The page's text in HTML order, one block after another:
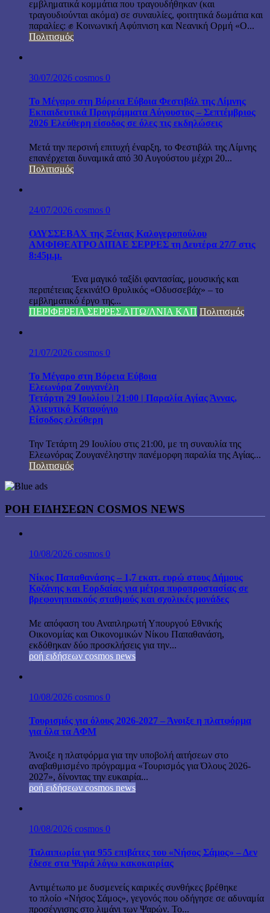
εμβληματικά κομμάτια που τραγουδήθηκαν (και
τραγουδιούνται ακόμα) σε συναυλίες, φοιτητικά δωμάτια και
παραλίες: ✊ Κοινωνική Αφύπνιση και Νεανική Ορμή «Ο...
Πολιτισμός
30/07/2026 cosmos 0
Το Μέγαρο στη Βόρεια Εύβοια Φεστιβάλ της Λίμνης
Εκπαιδευτικά Προγράμματα Αύγουστος – Σεπτέμβριος
2026 Ελεύθερη είσοδος σε όλες τις εκδηλώσεις
Μετά την περσινή επιτυχή έναρξη, το Φεστιβάλ της Λίμνης
επανέρχεται δυναμικά από 30 Αυγούστου μέχρι 20...
Πολιτισμός
24/07/2026 cosmos 0
ΟΔΥΣΣΕΒΑΧ της Ξένιας Καλογεροπούλου
ΑΜΦΙΘΕΑΤΡΟ ΔΙΠΑΕ ΣΕΡΡΕΣ τη Δευτέρα 27/7 στις
8:45μ.μ.
Ένα μαγικό ταξίδι φαντασίας, μουσικής και
περιπέτειας ξεκινά!Ο θρυλικός «Οδυσσεβάχ» – το
εμβληματικό έργο της...
ΠΕΡΙΦΕΡΕΙΑ ΣΕΡΡΕΣ ΑΙΤΩ/ΛΝΙΑ ΚΛΠ Πολιτισμός
21/07/2026 cosmos 0
Το Μέγαρο στη Βόρεια Εύβοια
Ελεωνόρα Ζουγανέλη
Τετάρτη 29 Ιουλίου | 21:00 | Παραλία Αγίας Άννας,
Αλιευτικό Καταφύγιο
Είσοδος ελεύθερη
Την Τετάρτη 29 Ιουλίου στις 21:00, με τη συναυλία της
Ελεωνόρας Ζουγανέληστην πανέμορφη παραλία της Αγίας...
Πολιτισμός
ΡΟΗ ΕΙΔΗΣΕΩΝ COSMOS NEWS
10/08/2026 cosmos 0
Νίκος Παπαθανάσης – 1,7 εκατ. ευρώ στους Δήμους
Κοζάνης και Εορδαίας για μέτρα πυροπροστασίας σε
βρεφονηπιακούς σταθμούς και σχολικές μονάδες
Με απόφαση του Αναπληρωτή Υπουργού Εθνικής
Οικονομίας και Οικονομικών Νίκου Παπαθανάση,
εκδόθηκαν δύο προσκλήσεις για την...
ροή ειδήσεων cosmos news
10/08/2026 cosmos 0
Τουρισμός για όλους 2026-2027 – Άνοιξε η πλατφόρμα
για όλα τα ΑΦΜ
Άνοιξε η πλατφόρμα για την υποβολή αιτήσεων στο
αναβαθμισμένο πρόγραμμα «Τουρισμός για Όλους 2026-
2027», δίνοντας την ευκαιρία...
ροή ειδήσεων cosmos news
10/08/2026 cosmos 0
Ταλαιπωρία για 955 επιβάτες του «Νήσος Σάμος» – Δεν
έδεσε στα Ψαρά λόγω κακοκαιρίας
Αντιμέτωπο με δυσμενείς καιρικές συνθήκες βρέθηκε
το πλοίο «Νήσος Σάμος», γεγονός που οδήγησε σε αδυναμία
προσέγγισης στο λιμάνι των Ψαρών. Το...